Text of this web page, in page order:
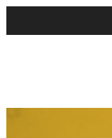
Inhalt